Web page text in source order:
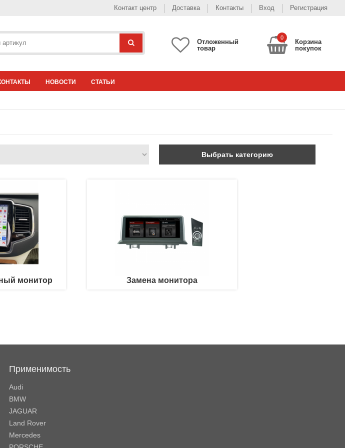
Контакт центр Доставка Контакты Вход Регистрация
Отложенный
товар
0
Корзина
покупок
НОВОСТИ СТАТЬИ
Выбрать категорию
монитор Замена монитора
Применимость
Audi
BMW
JAGUAR
Land Rover
Mercedes